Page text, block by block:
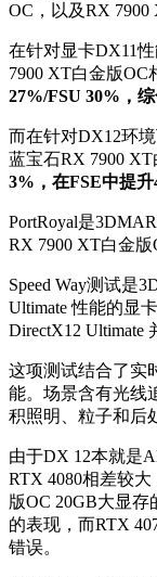
OC，以及RX 7900
在针对显卡DX11
7900 XT白金版OC
27%/FSU 30%，
而在针对DX12环境
蓝宝石RX 7900
3%，在FSE中提升
PortRoyal是
RX 7900 XT白金版
Speed Way测试是
Ultimate 性能的显
DirectX12 Ultimate
这项测试结合了实
能。场景含有光线
积照明、粒子和后
由于DX 12本就是
RTX 4080相差较
版OC 20GB大显
的表现，而RTX
错误。